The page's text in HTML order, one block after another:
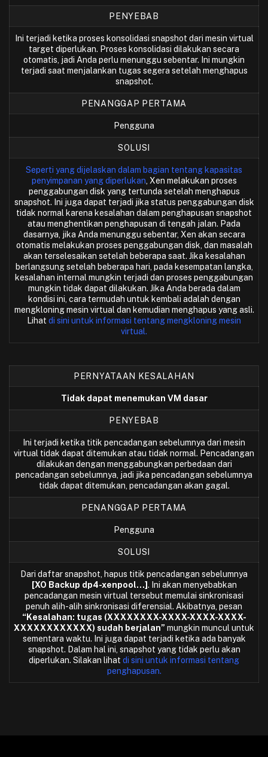
PENYEBAB
Ini terjadi ketika proses konsolidasi snapshot dari mesin virtual
target diperlukan. Proses konsolidasi dilakukan secara
otomatis, jadi Anda perlu menunggu sebentar. Ini mungkin
terjadi saat menjalankan tugas segera setelah menghapus
snapshot.
PENANGGAP PERTAMA
Pengguna
SOLUSI
Seperti yang dijelaskan dalam bagian tentang kapasitas
penyimpanan yang diperlukan, Xen melakukan proses
penggabungan disk yang tertunda setelah menghapus
snapshot. Ini juga dapat terjadi jika status penggabungan disk
tidak normal karena kesalahan dalam penghapusan snapshot
atau menghentikan penghapusan di tengah jalan. Pada
dasarnya, jika Anda menunggu sebentar, Xen akan secara
otomatis melakukan proses penggabungan disk, dan masalah
akan terselesaikan setelah beberapa saat. Jika kesalahan
berlangsung setelah beberapa hari, pada kesempatan langka,
kesalahan internal mungkin terjadi dan proses penggabungan
mungkin tidak dapat dilakukan. Jika Anda berada dalam
kondisi ini, cara termudah untuk kembali adalah dengan
mengkloning mesin virtual dan kemudian menghapus yang asli.
Lihat di sini untuk informasi tentang mengkloning mesin
virtual.
PERNYATAAN KESALAHAN
Tidak dapat menemukan VM dasar
PENYEBAB
Ini terjadi ketika titik pencadangan sebelumnya dari mesin
virtual tidak dapat ditemukan atau tidak normal. Pencadangan
dilakukan dengan menggabungkan perbedaan dari
pencadangan sebelumnya, jadi jika pencadangan sebelumnya
tidak dapat ditemukan, pencadangan akan gagal.
PENANGGAP PERTAMA
Pengguna
SOLUSI
Dari daftar snapshot, hapus titik pencadangan sebelumnya
[XO Backup dp4-xenpool…]. Ini akan menyebabkan
pencadangan mesin virtual tersebut memulai sinkronisasi
penuh alih-alih sinkronisasi diferensial. Akibatnya, pesan
“Kesalahan: tugas (XXXXXXXX-XXXX-XXXX-XXXX-
XXXXXXXXXXXX) sudah berjalan” mungkin muncul untuk
sementara waktu. Ini juga dapat terjadi ketika ada banyak
snapshot. Dalam hal ini, snapshot yang tidak perlu akan
diperlukan. Silakan lihat di sini untuk informasi tentang
penghapusan.